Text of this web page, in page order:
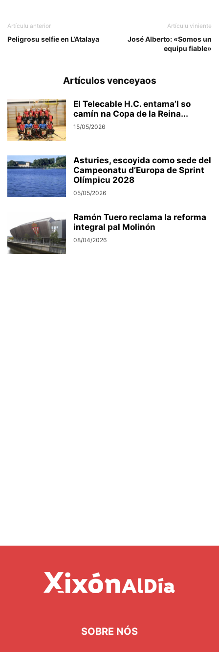
Artículu anterior
Peligrosu selfie en L’Atalaya
Artículu viniente
José Alberto: «Somos un
equipu fiable»
Artículos venceyaos
El Telecable H.C. entama’l so
camín na Copa de la Reina...
15/05/2026
Asturies, escoyida como sede del
Campeonatu d’Europa de Sprint
Olímpicu 2028
05/05/2026
Ramón Tuero reclama la reforma
integral pal Molinón
08/04/2026
SOBRE NÓS